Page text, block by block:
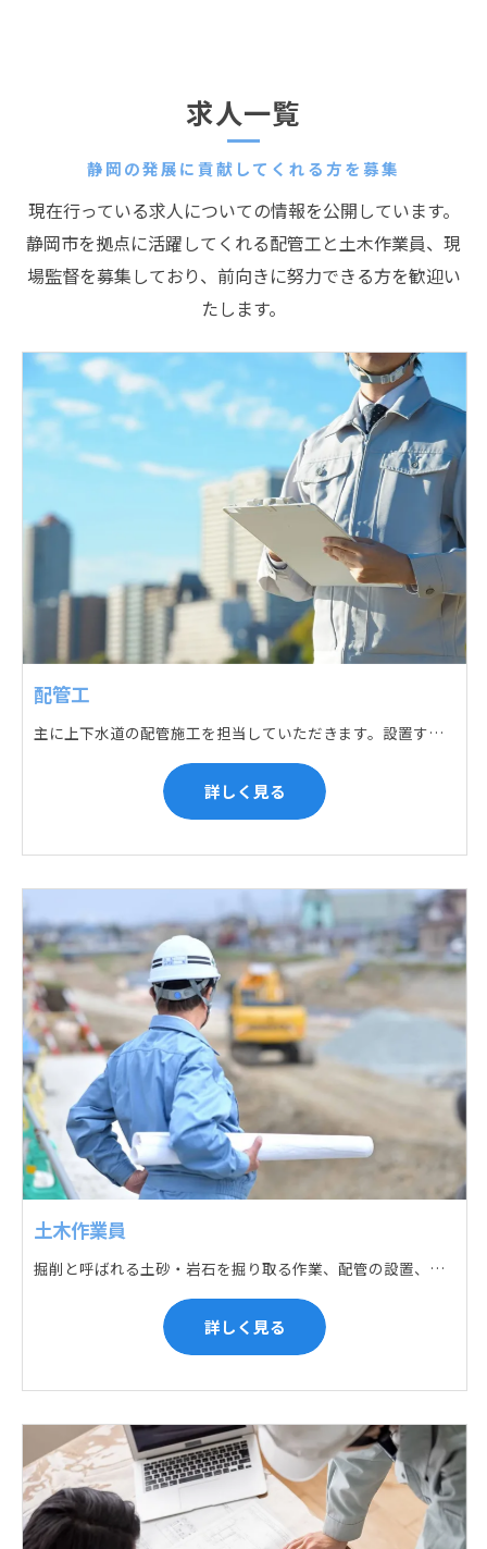
静岡の発展に貢献してくれる方を募集
求人一覧
現在行っている求人についての情報を公開しています。
静岡市を拠点に活躍してくれる配管工と土木作業員、現
場監督を募集しており、前向きに努力できる方を歓迎い
たします。
配管工
主に上下水道の配管施工を担当していただきます。設置する場所に応じて配管の形状や流れを工夫する管加工、ねじ切り、管締め、そして管据付作業になり、5人以上のチームで動くことが多いです。
詳しく見る
土木作業員
掘削と呼ばれる土砂・岩石を掘り取る作業、配管の設置、埋戻しの順に手作業と機械作業の併用をして行います。また、作業に使用する管材料の運搬作業も、機械と手作業にて行っています。
詳しく見る